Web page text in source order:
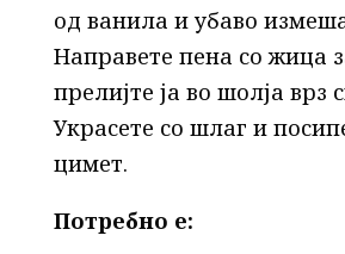
од ванила и убаво
Направете пена со жица
прелијте ја во шолја врз
Украсете со шлаг и
цимет.
Потребно е: